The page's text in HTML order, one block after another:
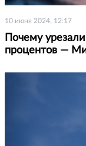
10 июня 2024, 12:17
Почему
процентов —